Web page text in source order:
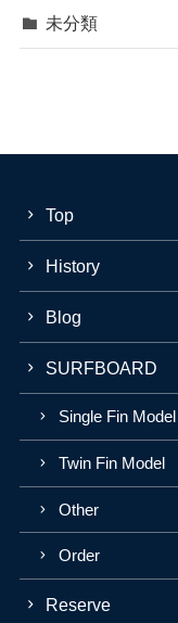
未分類
Top
History
Blog
SURFBOARD
Single Fin Model
Twin Fin Model
Other
Order
Reserve